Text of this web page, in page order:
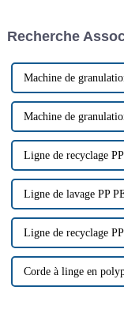
multicouches, plus le
quantité de matériaux
importante, plus la
élevée.
Recherche
Machine de
Machine de
Ligne de recyclage
Ligne de lavage PP
Ligne de recyclage PP
Corde à linge en